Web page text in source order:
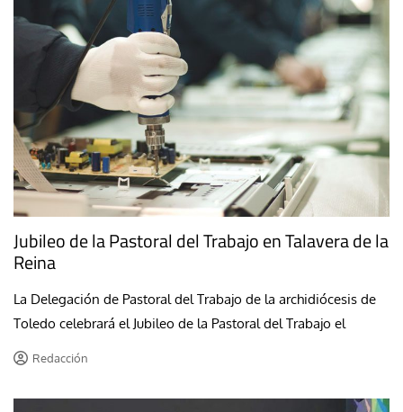
Jubileo de la Pastoral del Trabajo en Talavera de la
Reina
La Delegación de Pastoral del Trabajo de la archidiócesis de
Toledo celebrará el Jubileo de la Pastoral del Trabajo el
Redacción